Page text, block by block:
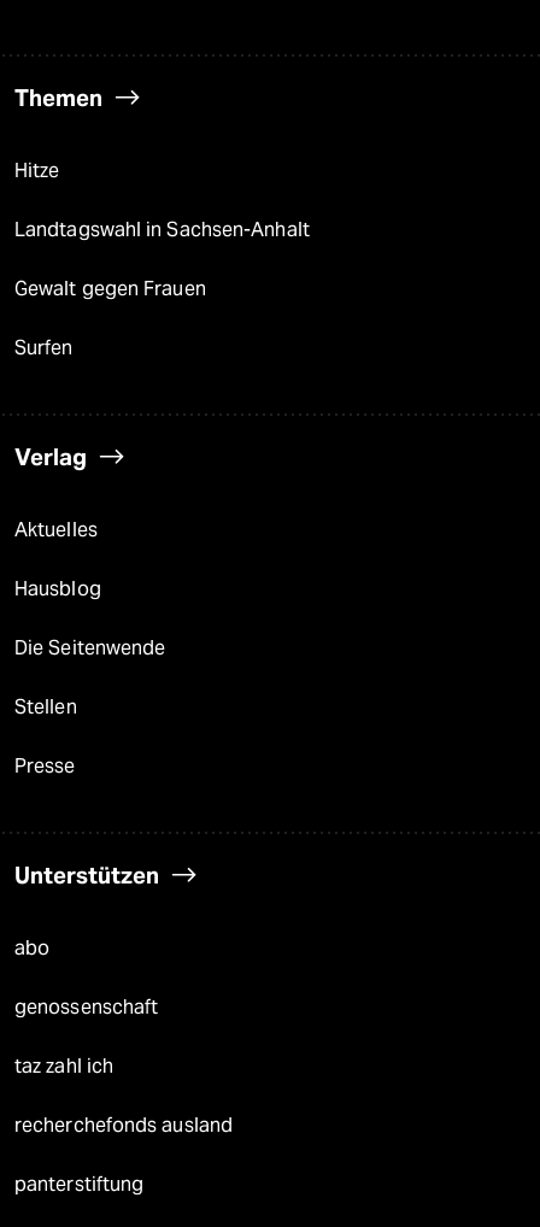
Themen
Hitze
Landtagswahl in Sachsen-Anhalt
Gewalt gegen Frauen
Surfen
Verlag
Aktuelles
Hausblog
Die Seitenwende
Stellen
Presse
Unterstützen
abo
genossenschaft
taz zahl ich
recherchefonds ausland
panterstiftung